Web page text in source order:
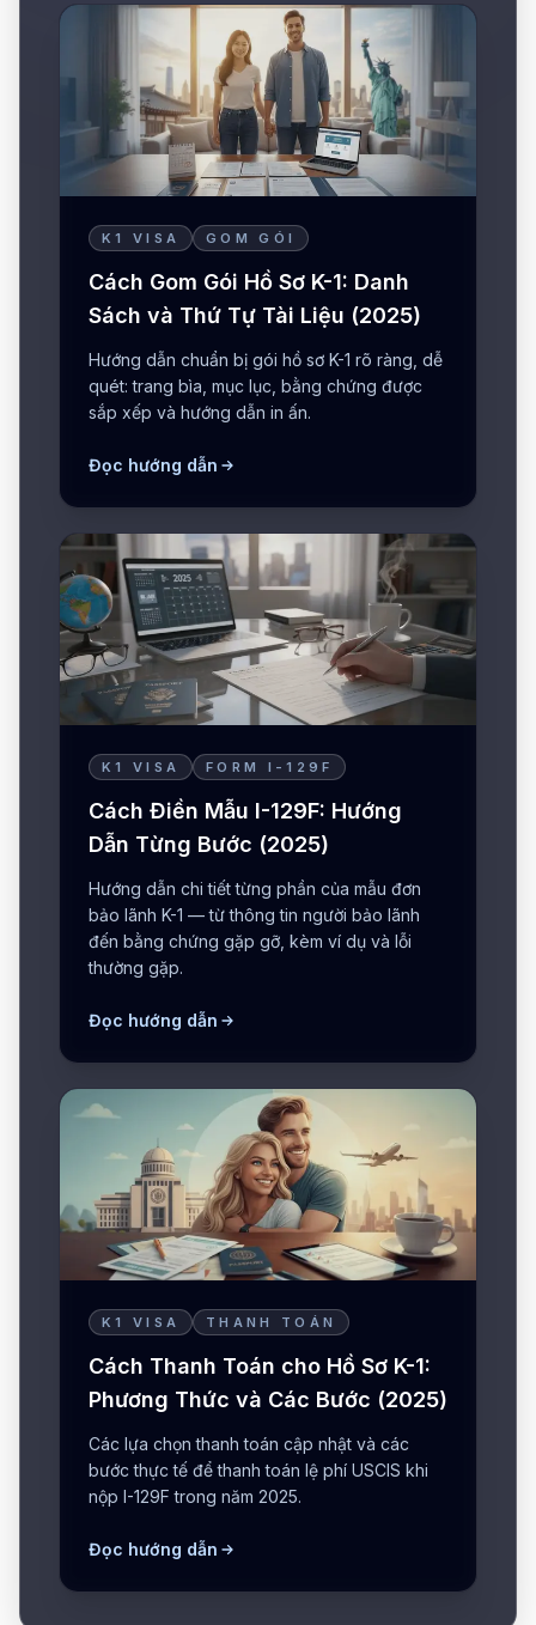
K1 VISA GOM GÓI
Cách Gom Gói Hồ Sơ K-1: Danh
Sách và Thứ Tự Tài Liệu (2025)
Hướng dẫn chuẩn bị gói hồ sơ K-1 rõ ràng, dễ
quét: trang bìa, mục lục, bằng chứng được
sắp xếp và hướng dẫn in ấn.
Đọc hướng dẫn
K1 VISA FORM I-129F
Cách Điền Mẫu I-129F: Hướng
Dẫn Từng Bước (2025)
Hướng dẫn chi tiết từng phần của mẫu đơn
bảo lãnh K-1 — từ thông tin người bảo lãnh
đến bằng chứng gặp gỡ, kèm ví dụ và lỗi
thường gặp.
Đọc hướng dẫn
K1 VISA THANH TOÁN
Cách Thanh Toán cho Hồ Sơ K-1:
Phương Thức và Các Bước (2025)
Các lựa chọn thanh toán cập nhật và các
bước thực tế để thanh toán lệ phí USCIS khi
nộp I-129F trong năm 2025.
Đọc hướng dẫn